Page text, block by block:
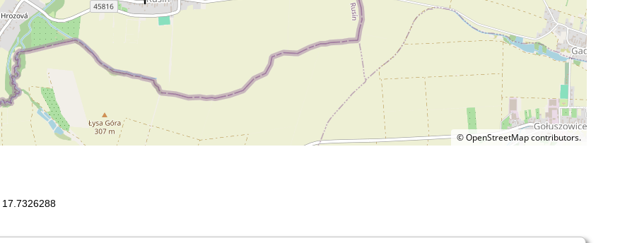
©OpenStreetMapcontributors.
17.7326288